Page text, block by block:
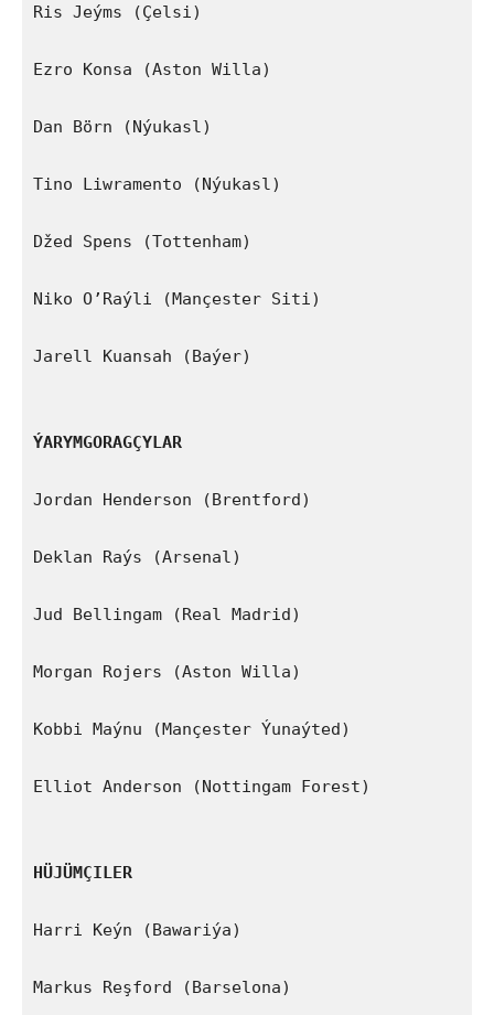
Ris Jeýms (Çelsi)
Ezro Konsa (Aston Willa)
Dan Börn (Nýukasl)
Tino Liwramento (Nýukasl)
Džed Spens (Tottenham)
Niko O’Raýli (Mançester Siti)
Jarell Kuansah (Baýer)
ÝARYMGORAGÇYLAR
Jordan Henderson (Brentford)
Deklan Raýs (Arsenal)
Jud Bellingam (Real Madrid)
Morgan Rojers (Aston Willa)
Kobbi Maýnu (Mançester Ýunaýted)
Elliot Anderson (Nottingam Forest)
HÜJÜMÇILER
Harri Keýn (Bawariýa)
Markus Reşford (Barselona)